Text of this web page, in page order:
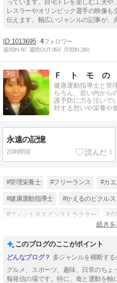
っています。自宅トレを楽しむ工夫
レスラーやオリンピック選手の映像
伝えます。幅広いジャンルの記事が、
1013695 4
週間IN:60 週間OUT:850 月間IN:280
3 Ｆ ト モ の
健康運動指導士と管
ちろん、若い内から
護予防に力を注いで
対する想いや栄養や
永遠の記憶
20時間前
#管理栄養士 #フリーランス #カ
#健康運動指導士 #かえるのピクルス
#フィットネスインストラクター #介
続き
このブログのここがポイント
多ジャンルを横断す
グルメ、スポーツ、趣味、日常のち
報発信の場です。特に、食と運動を軸